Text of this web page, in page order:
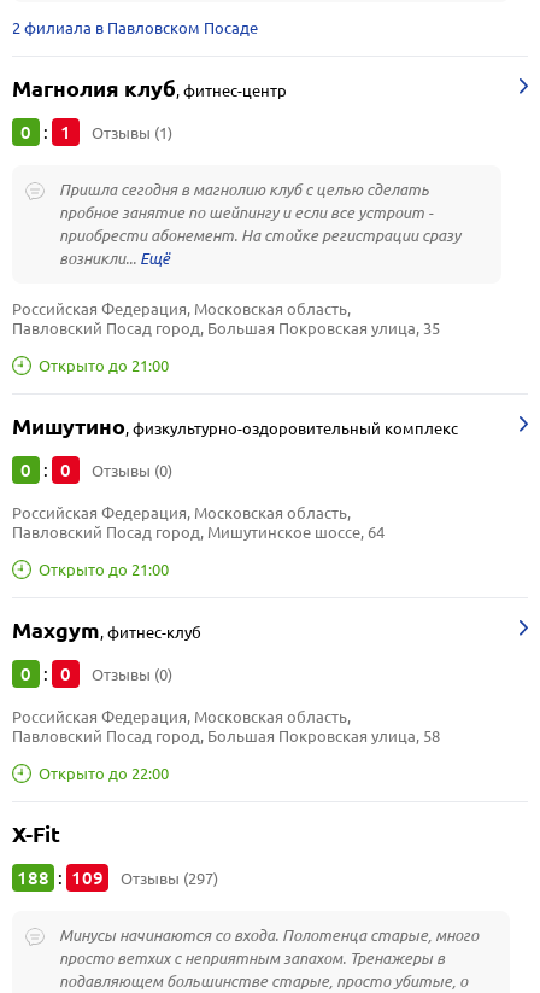
2 филиала в Павловском Посаде
Магнолия клуб,фитнес-центр
0 : 1 Отзывы (1)
Пришла сегодня в магнолию клуб с целью сделать
пробное занятие по шейпингу и если все устроит -
приобрести абонемент. На стойке регистрации сразу
возникли...
Открыто до 21:00
Российская Федерация, Московская область,
Павловский Посад город, Большая Покровская улица, 35
Мишутино,физкультурно-оздоровительный комплекс
0 : 0 Отзывы (0)
Открыто до 21:00
Российская Федерация, Московская область,
Павловский Посад город, Мишутинское шоссе, 64
Maxgym,фитнес-клуб
0 : 0 Отзывы (0)
Открыто до 22:00
Российская Федерация, Московская область,
Павловский Посад город, Большая Покровская улица, 58
X-Fit
188 : 109 Отзывы (297)
Минусы начинаются со входа. Полотенца старые, много
просто ветхих с неприятным запахом. Тренажеры в
подавляющем большинстве старые, просто убитые, о